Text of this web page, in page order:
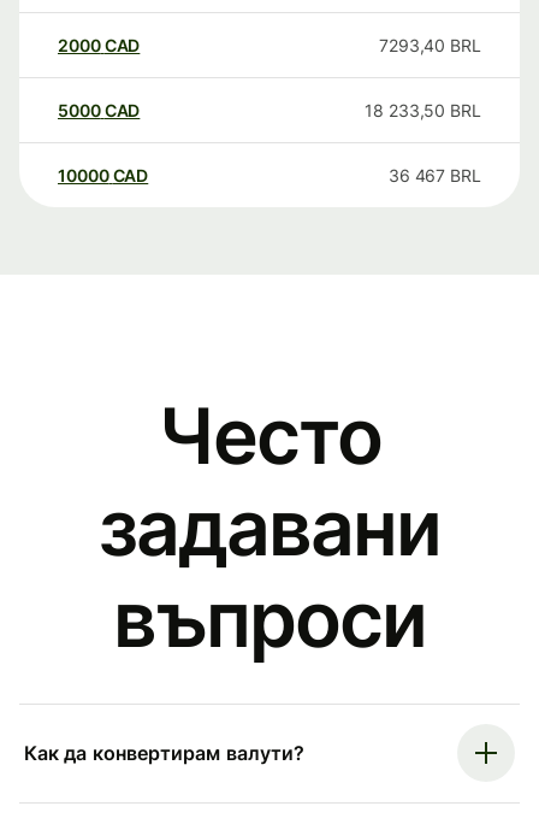
2000CAD 7293,40 BRL
5000CAD 18 233,50 BRL
10000 CAD 36 467 BRL
Често
задавани
въпроси
Как да конвертирам валути?